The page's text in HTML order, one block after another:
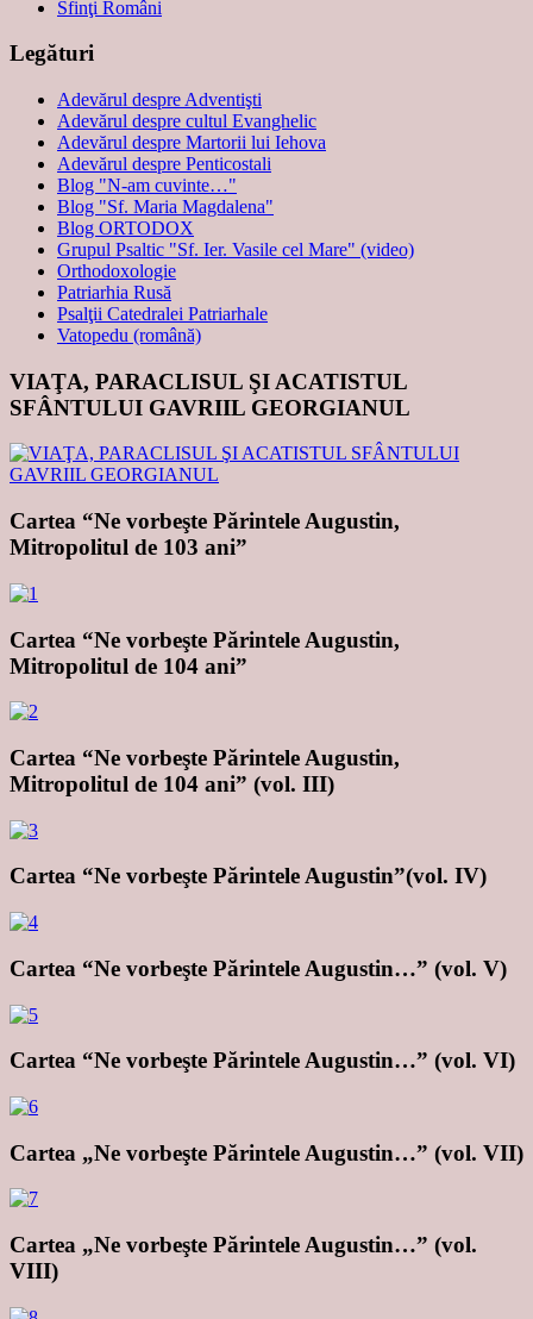
Sfinţi Români
Legături
Adevărul despre Adventişti
Adevărul despre cultul Evanghelic
Adevărul despre Martorii lui Iehova
Adevărul despre Penticostali
Blog "N-am cuvinte…"
Blog "Sf. Maria Magdalena"
Blog ORTODOX
Grupul Psaltic "Sf. Ier. Vasile cel Mare" (video)
Orthodoxologie
Patriarhia Rusă
Psalţii Catedralei Patriarhale
Vatopedu (română)
VIAŢA, PARACLISUL ŞI ACATISTUL
SFÂNTULUI GAVRIIL GEORGIANUL
Cartea “Ne vorbeşte Părintele Augustin,
Mitropolitul de 103 ani”
Cartea “Ne vorbeşte Părintele Augustin,
Mitropolitul de 104 ani”
Cartea “Ne vorbeşte Părintele Augustin,
Mitropolitul de 104 ani” (vol. III)
Cartea “Ne vorbeşte Părintele Augustin”(vol. IV)
Cartea “Ne vorbeşte Părintele Augustin…” (vol. V)
Cartea “Ne vorbeşte Părintele Augustin…” (vol. VI)
Cartea „Ne vorbeşte Părintele Augustin…” (vol. VII)
Cartea „Ne vorbeşte Părintele Augustin…” (vol.
VIII)